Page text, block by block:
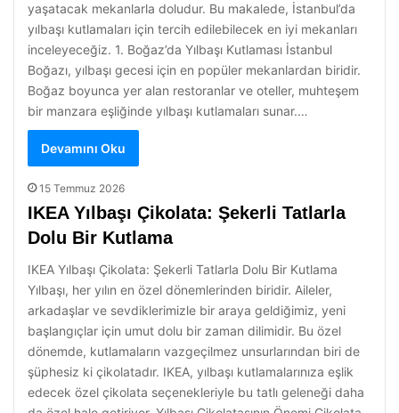
yaşatacak mekanlarla doludur. Bu makalede, İstanbul’da
yılbaşı kutlamaları için tercih edilebilecek en iyi mekanları
inceleyeceğiz. 1. Boğaz’da Yılbaşı Kutlaması İstanbul
Boğazı, yılbaşı gecesi için en popüler mekanlardan biridir.
Boğaz boyunca yer alan restoranlar ve oteller, muhteşem
bir manzara eşliğinde yılbaşı kutlamaları sunar.…
Devamını Oku
15 Temmuz 2026
IKEA Yılbaşı Çikolata: Şekerli Tatlarla
Dolu Bir Kutlama
IKEA Yılbaşı Çikolata: Şekerli Tatlarla Dolu Bir Kutlama
Yılbaşı, her yılın en özel dönemlerinden biridir. Aileler,
arkadaşlar ve sevdiklerimizle bir araya geldiğimiz, yeni
başlangıçlar için umut dolu bir zaman dilimidir. Bu özel
dönemde, kutlamaların vazgeçilmez unsurlarından biri de
şüphesiz ki çikolatadır. IKEA, yılbaşı kutlamalarınıza eşlik
edecek özel çikolata seçenekleriyle bu tatlı geleneği daha